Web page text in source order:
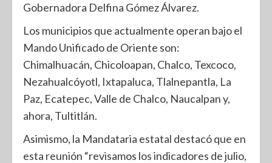
Gobernadora Delfina Gómez Álvarez.
Los municipios que actualmente operan bajo el
Mando Unificado de Oriente son:
Chimalhuacán, Chicoloapan, Chalco, Texcoco,
Nezahualcóyotl, Ixtapaluca, Tlalnepantla, La
Paz, Ecatepec, Valle de Chalco, Naucalpan y,
ahora, Tultitlán.
Asimismo, la Mandataria estatal destacó que en
esta reunión “revisamos los indicadores de julio,